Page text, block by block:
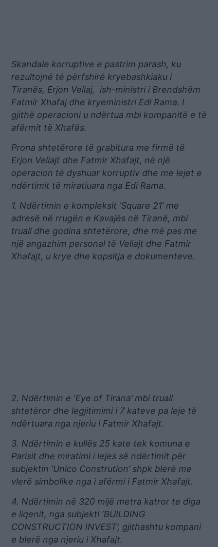
Skandale korruptive e pastrim parash, ku
rezultojnë të përfshirë kryebashkiaku i
Tiranës, Erjon Veliaj, ish-ministri i Brendshëm
Fatmir Xhafaj dhe kryeministri Edi Rama. I
gjithë operacioni u ndërtua mbi kompanitë e të
afërmit të Xhafës.
Prona shtetërore të grabitura me firmë të
Erjon Veliajt dhe Fatmir Xhafajt, në një
operacion të dyshuar korruptiv dhe me lejet e
ndërtimit të miratiuara nga Edi Rama.
1. Ndërtimin e kompleksit ‘Square 21’ me
adresë në rrugën e Kavajës në Tiranë, mbi
truall dhe godina shtetërore, dhe më pas me
një angazhim personal të Veliajt dhe Fatmir
Xhafajt, u krye dhe kopsitja e dokumenteve.
2. Ndërtimin e ‘Eye of Tirana’ mbi truall
shtetëror dhe legjitimimi i 7 kateve pa leje të
ndërtuara nga njeriu i Fatmir Xhafajt.
3. Ndërtimin e kullës 25 kate tek komuna e
Parisit dhe miratimi i lejes së ndërtimit për
subjektin ‘Unico Constrution’ shpk blerë me
vlerë simbolike nga i afërmi i Fatmir Xhafajt.
4. Ndërtimin në 320 mijë metra katror te diga
e liqenit, nga subjekti ‘BUILDING
CONSTRUCTION INVEST’, gjithashtu kompani
e blerë nga njeriu i Xhafajt.